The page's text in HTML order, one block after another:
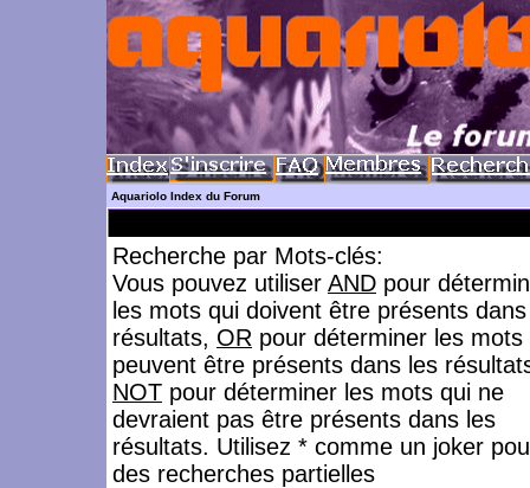
Aquariolo Index du Forum
Recherche par Mots-clés:
Vous pouvez utiliser AND pour
les mots qui doivent être présents
résultats, OR pour déterminer les mots
peuvent être présents dans les
NOT pour déterminer les mots qui ne
devraient pas être présents dans les
résultats. Utilisez * comme un joker
des recherches partielles